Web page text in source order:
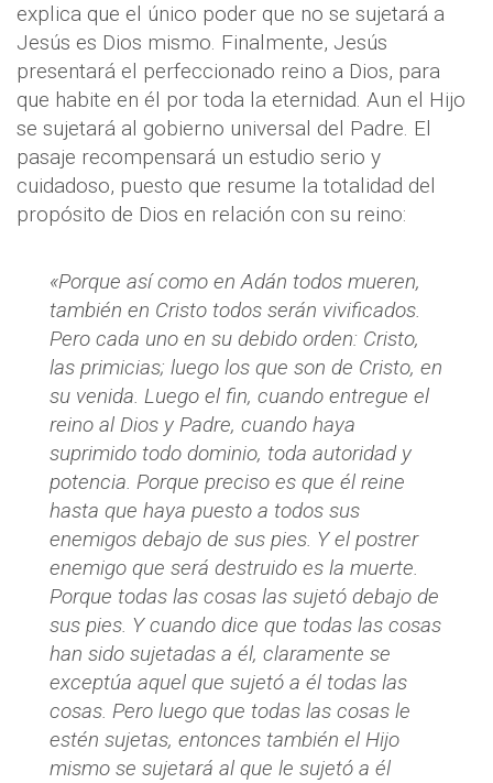
explica que el único poder que no se sujetará a
Jesús es Dios mismo. Finalmente, Jesús
presentará el perfeccionado reino a Dios, para
que habite en él por toda la eternidad. Aun el Hijo
se sujetará al gobierno universal del Padre. El
pasaje recompensará un estudio serio y
cuidadoso, puesto que resume la totalidad del
propósito de Dios en relación con su reino:
«Porque así como en Adán todos mueren,
también en Cristo todos serán vivificados.
Pero cada uno en su debido orden: Cristo,
las primicias; luego los que son de Cristo, en
su venida. Luego el fin, cuando entregue el
reino al Dios y Padre, cuando haya
suprimido todo dominio, toda autoridad y
potencia. Porque preciso es que él reine
hasta que haya puesto a todos sus
enemigos debajo de sus pies. Y el postrer
enemigo que será destruido es la muerte.
Porque todas las cosas las sujetó debajo de
sus pies. Y cuando dice que todas las cosas
han sido sujetadas a él, claramente se
exceptúa aquel que sujetó a él todas las
cosas. Pero luego que todas las cosas le
estén sujetas, entonces también el Hijo
mismo se sujetará al que le sujetó a él